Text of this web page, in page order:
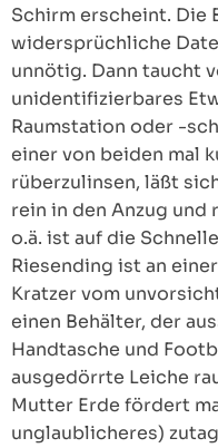
Schirm erscheint. Die
widersprüchliche
unnötig. Dann taucht
unidentifizierbares
Raumstation oder -
einer von beiden mal
rüberzulinsen, läßt
rein in den Anzug und
o.ä. ist auf die
Riesending ist an
Kratzer vom
einen Behälter, der
Handtasche und
ausgedörrte Leiche
Mutter Erde fördert
unglaublicheres)